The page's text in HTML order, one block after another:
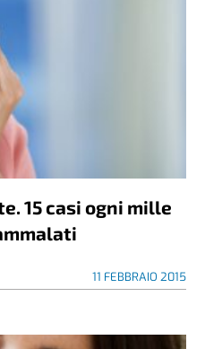
15 casi ogni mille
11 FEBBRAIO 2015